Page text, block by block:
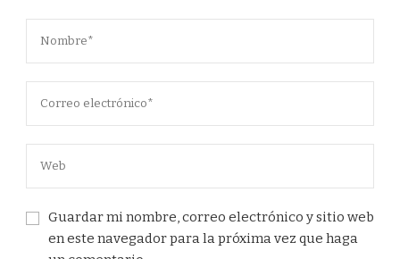
Guardar mi nombre, correo electrónico y sitio web
en este navegador para la próxima vez que haga